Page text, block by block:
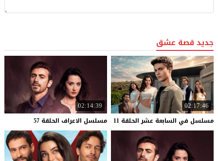
جديد قصة عشق
02:17:46
مسلسل في السابعة عشر الحلقة 11
02:14:39
مسلسل الاعراف الحلقة 57